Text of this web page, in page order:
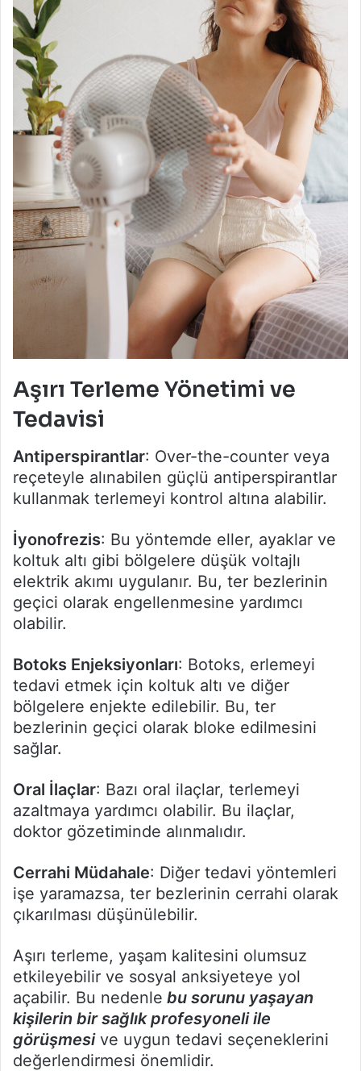
Aşırı Terleme Yönetimi ve
Tedavisi
Antiperspirantlar: Over-the-counter veya
reçeteyle alınabilen güçlü antiperspirantlar
kullanmak terlemeyi kontrol altına alabilir.
İyonofrezis: Bu yöntemde eller, ayaklar ve
koltuk altı gibi bölgelere düşük voltajlı
elektrik akımı uygulanır. Bu, ter bezlerinin
geçici olarak engellenmesine yardımcı
olabilir.
Botoks Enjeksiyonları: Botoks, erlemeyi
tedavi etmek için koltuk altı ve diğer
bölgelere enjekte edilebilir. Bu, ter
bezlerinin geçici olarak bloke edilmesini
sağlar.
Oral İlaçlar: Bazı oral ilaçlar, terlemeyi
azaltmaya yardımcı olabilir. Bu ilaçlar,
doktor gözetiminde alınmalıdır.
Cerrahi Müdahale: Diğer tedavi yöntemleri
işe yaramazsa, ter bezlerinin cerrahi olarak
çıkarılması düşünülebilir.
Aşırı terleme, yaşam kalitesini olumsuz
etkileyebilir ve sosyal anksiyeteye yol
açabilir. Bu nedenle bu sorunu yaşayan
kişilerin bir sağlık profesyoneli ile
görüşmesive uygun tedavi seçeneklerini
değerlendirmesi önemlidir.